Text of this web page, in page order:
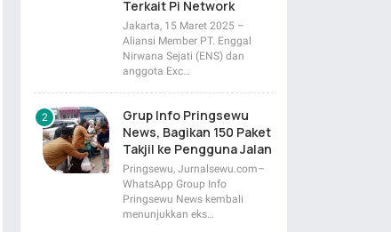
Terkait Pi Network
Jakarta, 15 Maret 2025 –
Aliansi Member PT. Enggal
Nirwana Sejati (ENS) dan
anggota Exc…
Grup Info Pringsewu
News, Bagikan 150 Paket
Takjil ke Pengguna Jalan
Pringsewu, Jurnalsewu.com–
WhatsApp Group Info
Pringsewu News kembali
menunjukkan eks…